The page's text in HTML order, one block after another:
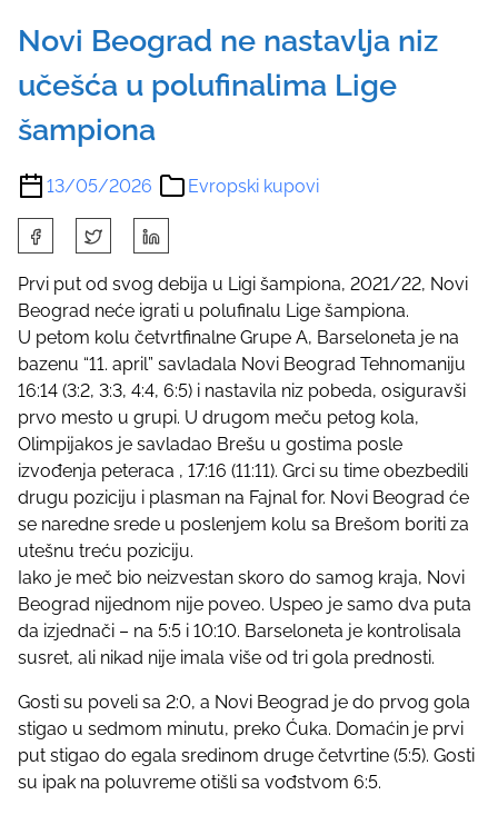
Novi Beograd ne nastavlja niz
učešća u polufinalima Lige
šampiona
13/05/2026 Evropski kupovi
h
a
r
e
t
h
i
s
p
o
s
t
o
n
:
Prvi put od svog debija u Ligi šampiona, 2021/22, Novi
Beograd neće igrati u polufinalu Lige šampiona.
U petom kolu četvrtfinalne Grupe A, Barseloneta je na
bazenu “11. april” savladala Novi Beograd Tehnomaniju
16:14 (3:2, 3:3, 4:4, 6:5) i nastavila niz pobeda, osiguravši
prvo mesto u grupi. U drugom meču petog kola,
Olimpijakos je savladao Brešu u gostima posle
izvođenja peteraca , 17:16 (11:11). Grci su time obezbedili
drugu poziciju i plasman na Fajnal for. Novi Beograd će
se naredne srede u poslenjem kolu sa Brešom boriti za
utešnu treću poziciju.
Iako je meč bio neizvestan skoro do samog kraja, Novi
Beograd nijednom nije poveo. Uspeo je samo dva puta
da izjednači – na 5:5 i 10:10. Barseloneta je kontrolisala
susret, ali nikad nije imala više od tri gola prednosti.
Gosti su poveli sa 2:0, a Novi Beograd je do prvog gola
stigao u sedmom minutu, preko Ćuka. Domaćin je prvi
put stigao do egalа sredinom druge četvrtine (5:5). Gosti
su ipak na poluvreme otišli sa vođstvom 6:5.